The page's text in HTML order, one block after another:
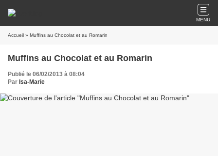
MENU
Accueil » Muffins au Chocolat et au Romarin
Muffins au Chocolat et au Romarin
Publié le 06/02/2013 à 08:04
Par Isa-Marie